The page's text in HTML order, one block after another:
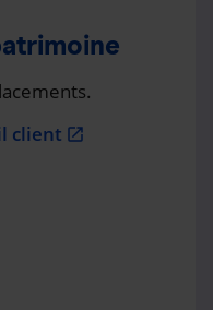
client open_in_new